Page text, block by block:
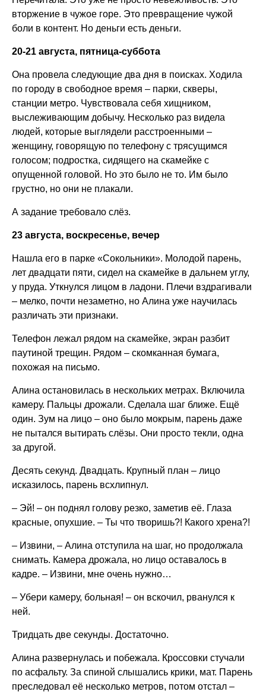
вторжение в чужое горе. Это превращение чужой
боли в контент. Но деньги есть деньги.
20-21 августа, пятница-суббота
Она провела следующие два дня в поисках. Ходила
по городу в свободное время – парки, скверы,
станции метро. Чувствовала себя хищником,
выслеживающим добычу. Несколько раз видела
людей, которые выглядели расстроенными –
женщину, говорящую по телефону с трясущимся
голосом; подростка, сидящего на скамейке с
опущенной головой. Но это было не то. Им было
грустно, но они не плакали.
А задание требовало слёз.
23 августа, воскресенье, вечер
Нашла его в парке «Сокольники». Молодой парень,
лет двадцати пяти, сидел на скамейке в дальнем углу,
у пруда. Уткнулся лицом в ладони. Плечи вздрагивали
– мелко, почти незаметно, но Алина уже научилась
различать эти признаки.
Телефон лежал рядом на скамейке, экран разбит
паутиной трещин. Рядом – скомканная бумага,
похожая на письмо.
Алина остановилась в нескольких метрах. Включила
камеру. Пальцы дрожали. Сделала шаг ближе. Ещё
один. Зум на лицо – оно было мокрым, парень даже
не пытался вытирать слёзы. Они просто текли, одна
за другой.
Десять секунд. Двадцать. Крупный план – лицо
исказилось, парень всхлипнул.
– Эй! – он поднял голову резко, заметив её. Глаза
красные, опухшие. – Ты что творишь?! Какого хрена?!
– Извини, – Алина отступила на шаг, но продолжала
снимать. Камера дрожала, но лицо оставалось в
кадре. – Извини, мне очень нужно…
– Убери камеру, больная! – он вскочил, рванулся к
ней.
Тридцать две секунды. Достаточно.
Алина развернулась и побежала. Кроссовки стучали
по асфальту. За спиной слышались крики, мат. Парень
преследовал её несколько метров, потом отстал –